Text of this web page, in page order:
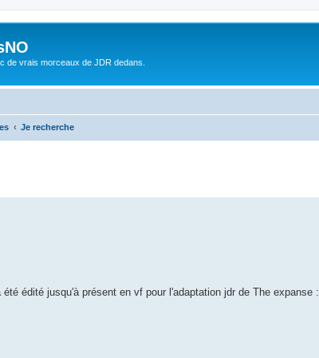
de vrais morceaux de JDR dedans.
Je recherche
édité jusqu'à présent en vf pour l'adaptation jdr de The expanse :